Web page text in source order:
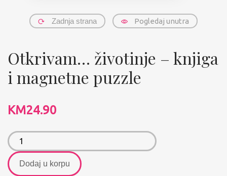
Zadnja strana Pogledaj unutra
Otkrivam… životinje – knjiga
i magnetne puzzle
KM24.90
Dodaj u korpu